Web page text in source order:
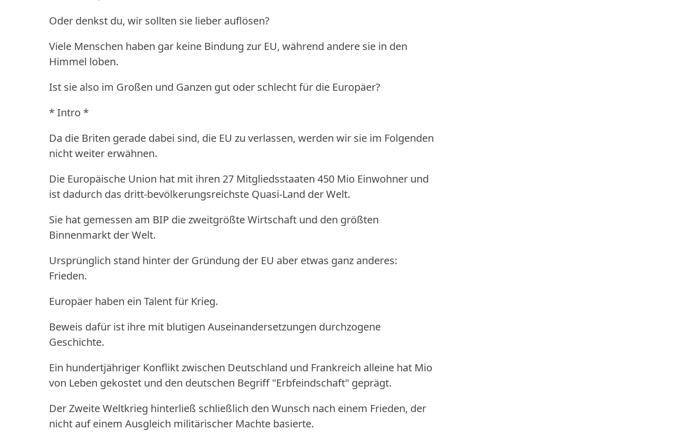
Oder denkst du, wir sollten sie lieber auflösen?
Viele Menschen haben gar keine Bindung zur EU, während andere sie in den
Himmel loben.
Ist sie also im Großen und Ganzen gut oder schlecht für die Europäer?
* Intro *
Da die Briten gerade dabei sind, die EU zu verlassen, werden wir sie im Folgenden
nicht weiter erwähnen.
Die Europäische Union hat mit ihren 27 Mitgliedsstaaten 450 Mio Einwohner und
ist dadurch das dritt-bevölkerungsreichste Quasi-Land der Welt.
Sie hat gemessen am BIP die zweitgrößte Wirtschaft und den größten
Binnenmarkt der Welt.
Ursprünglich stand hinter der Gründung der EU aber etwas ganz anderes:
Frieden.
Europäer haben ein Talent für Krieg.
Beweis dafür ist ihre mit blutigen Auseinandersetzungen durchzogene
Geschichte.
Ein hundertjähriger Konflikt zwischen Deutschland und Frankreich alleine hat Mio
von Leben gekostet und den deutschen Begriff "Erbfeindschaft" geprägt.
Der Zweite Weltkrieg hinterließ schließlich den Wunsch nach einem Frieden, der
nicht auf einem Ausgleich militärischer Machte basierte.